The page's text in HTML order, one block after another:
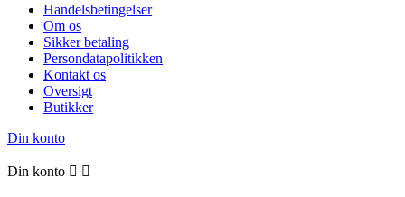
Handelsbetingelser
Om os
Sikker betaling
Persondatapolitikken
Kontakt os
Oversigt
Butikker
Din konto
Din konto  